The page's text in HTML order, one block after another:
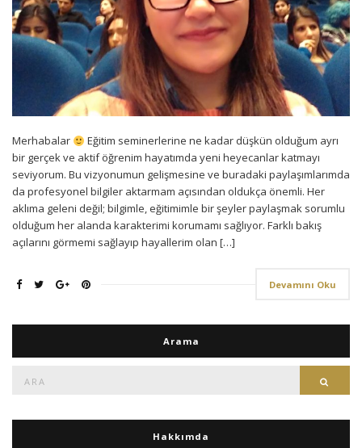
Merhabalar
Eğitim seminerlerine ne kadar düşkün olduğum ayrı
bir gerçek ve aktif öğrenim hayatımda yeni heyecanlar katmayı
seviyorum. Bu vizyonumun gelişmesine ve buradaki paylaşımlarımda
da profesyonel bilgiler aktarmam açısından oldukça önemli. Her
aklıma geleni değil; bilgimle, eğitimimle bir şeyler paylaşmak sorumlu
olduğum her alanda karakterimi korumamı sağlıyor. Farklı bakış
açılarını görmemi sağlayıp hayallerim olan […]
Devamını Oku
Arama
Hakkımda